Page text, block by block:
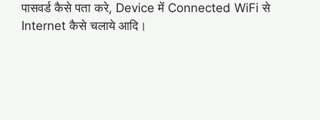
पासवर्ड कैसे पता करे, Device में Connected WiFi से
Internet कैसे चलाये आदि।